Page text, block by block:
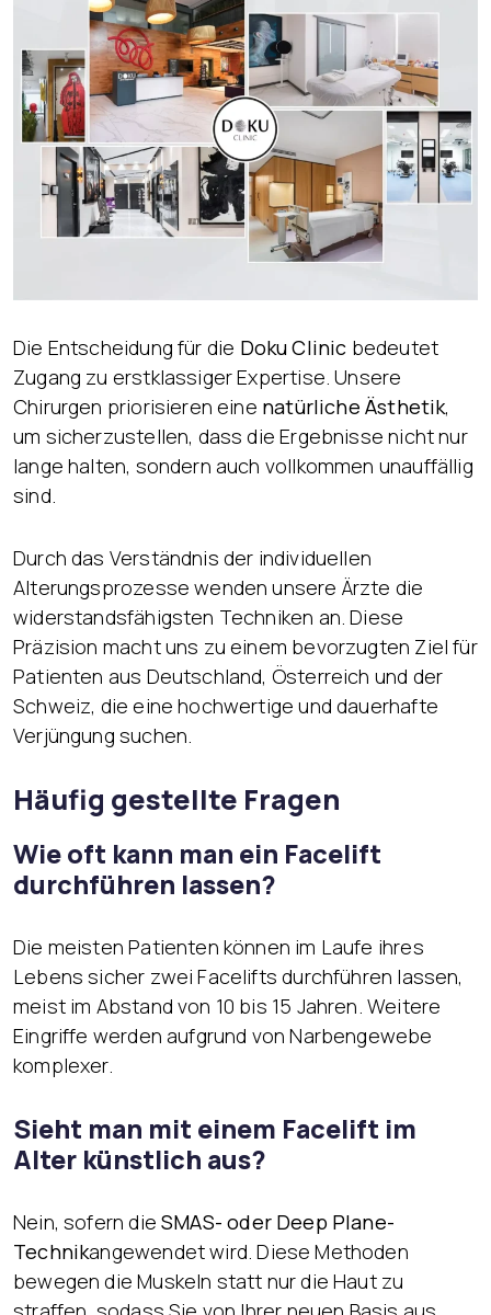
Die Entscheidung für die Doku Clinic bedeutet
Zugang zu erstklassiger Expertise. Unsere
Chirurgen priorisieren eine natürliche Ästhetik,
um sicherzustellen, dass die Ergebnisse nicht nur
lange halten, sondern auch vollkommen unauffällig
sind.
Durch das Verständnis der individuellen
Alterungsprozesse wenden unsere Ärzte die
widerstandsfähigsten Techniken an. Diese
Präzision macht uns zu einem bevorzugten Ziel für
Patienten aus Deutschland, Österreich und der
Schweiz, die eine hochwertige und dauerhafte
Verjüngung suchen.
Häufig gestellte Fragen
Wie oft kann man ein Facelift
durchführen lassen?
Die meisten Patienten können im Laufe ihres
Lebens sicher zwei Facelifts durchführen lassen,
meist im Abstand von 10 bis 15 Jahren. Weitere
Eingriffe werden aufgrund von Narbengewebe
komplexer.
Sieht man mit einem Facelift im
Alter künstlich aus?
Nein, sofern dieSMAS- oder Deep Plane-
Technikangewendet wird. Diese Methoden
bewegen die Muskeln statt nur die Haut zu